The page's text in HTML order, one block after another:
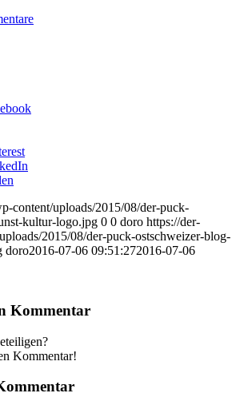
content/uploads/2015/08/der-puck-
kultur-logo.jpg 0 0 doro https://der-
2015/08/der-puck-ostschweizer-blog-
doro2016-07-06 09:51:272016-07-06
Kommentar
Kommentar!